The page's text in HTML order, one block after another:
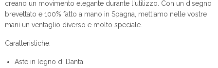
creano un movimento elegante durante l'utilizzo. Con un disegno
brevettato e 100% fatto a mano in Spagna, mettiamo nelle vostre
mani un ventaglio diverso e molto speciale.
Caratteristiche:
Aste in legno di Danta.